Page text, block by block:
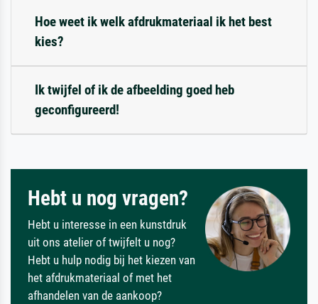
Hoe weet ik welk afdrukmateriaal ik het best
kies?
Ik twijfel of ik de afbeelding goed heb
geconfigureerd!
Hebt u nog vragen?
Hebt u interesse in een kunstdruk
uit ons atelier of twijfelt u nog?
Hebt u hulp nodig bij het kiezen van
het afdrukmateriaal of met het
afhandelen van de aankoop?